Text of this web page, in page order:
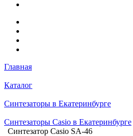
Главная
Каталог
Синтезаторы в Екатеринбурге
Синтезаторы Casio в Екатеринбурге
Синтезатор Casio SA-46